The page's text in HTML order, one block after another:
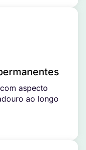
aspecto
ao longo